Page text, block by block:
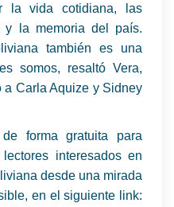
la vida cotidiana, las
y la memoria del país.
también es una
somos, resaltó Vera,
Carla Aquize y Sidney
forma gratuita para
interesados en
desde una mirada
en el siguiente link: